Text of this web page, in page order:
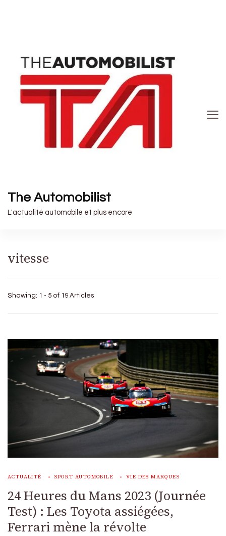
The Automobilist
L'actualité automobile et plus encore
vitesse
Showing: 1 - 5 of 19 Articles
ACTUALITÉ SPORT AUTOMOBILE VIE DES MARQUES
24 Heures du Mans 2023 (Journée
Test) : Les Toyota assiégées,
Ferrari mène la révolte